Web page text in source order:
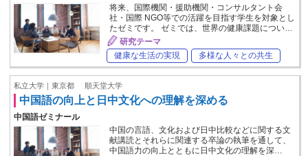
将来、国際機関・援助機関・コンサルタント会
社・国際 NGO等での活躍を目指す学生を対象とし
たゼミです。 ゼミでは、世界の健康課題につい…
研究テーマ
健康な生活の実現
多様な人々との共生
私立大学｜東京都 順天堂大学
中国語の向上と日中文化への理解を深める
中国語ゼミナール
中国の言語、文化および日中比較などに関する文
献講読とそれらに関連する卒論の執筆を通して、
中国語力の向上とともに日中文化の理解を深…